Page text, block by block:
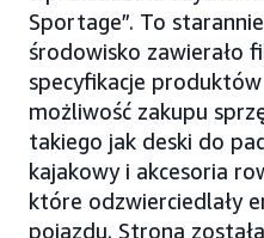
Sportage”. To
środowisko zawierało
specyfikacje
możliwość zakupu
takiego jak deski do
kajakowy i akcesoria
które odzwierciedlały
pojazdu. Strona